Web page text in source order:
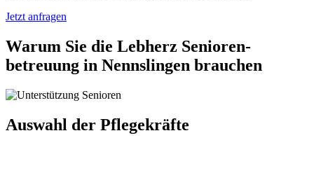
Jetzt anfragen
Warum Sie die Lebherz Senioren­
betreuung in Nennslingen brauchen
Auswahl der Pflegekräfte